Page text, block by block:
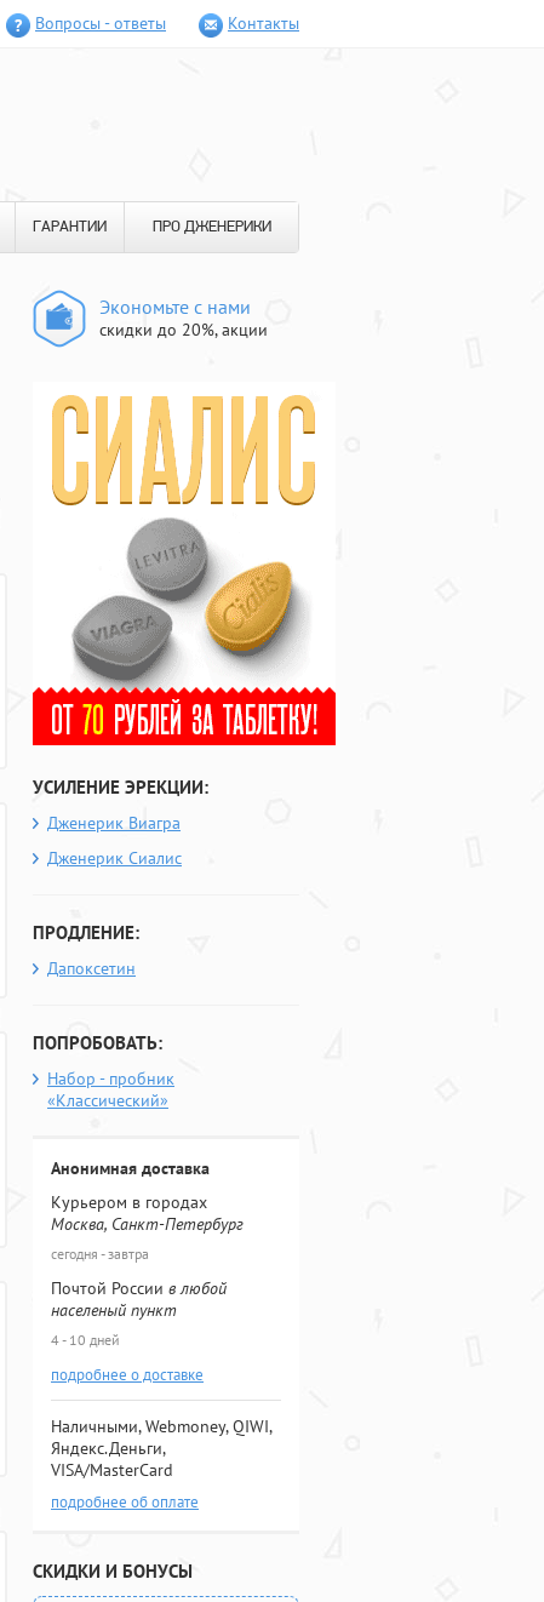
Вопросы - ответы Контакты
ГАРАНТИИ ПРО ДЖЕНЕРИКИ
Экономьте с нами
скидки до 20%, акции
УСИЛЕНИЕ ЭРЕКЦИИ:
Дженерик Виагра
Дженерик Сиалис
ПРОДЛЕНИЕ:
Дапоксетин
ПОПРОБОВАТЬ:
Набор - пробник
«Классический»
Анонимная доставка
Курьером в городах
Москва, Санкт-Петербург
сегодня - завтра
Почтой России в любой
населеный пункт
4 - 10 дней
подробнее о доставке
Наличными, Webmoney, QIWI,
Яндекс.Деньги,
VISA/MasterCard
подробнее об оплате
СКИДКИ И БОНУСЫ